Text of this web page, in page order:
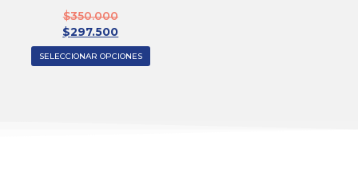
$350.000
$297.500
SELECCIONAR OPCIONES